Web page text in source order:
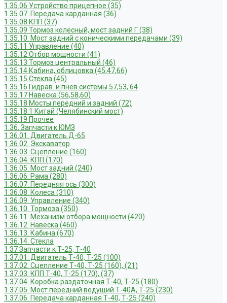
1.35.06 Устройство прицепное (35)
1.35.07. Передача карданная (36)
1.35.08 КПП (37)
1.35.09 Тормоз колесный, мост задний Г (38)
1.35.10. Мост задний с коническими передачами (39)
1.35.11 Управление (40)
1.35.12 Отбор мощности (41)
1.35.13 Тормоз центральный (46)
1.35.14 Кабина, облицовка (45,47,66)
1.35.15 Стекла (45)
1.35.16 Гидрав. и пнев.системы 57,53, 64
1.35.17 Навеска (56,58,60)
1.35.18 Мосты передний и задний (72)
1.35.18.1 Китай (Челябинский мост)
1.35.19 Прочее
1.36. Запчасти к ЮМЗ
1.36.01. Двигатель Д-65
1.36.02. Экскаватор
1.36.03. Сцепление (160)
1.36.04. КПП (170)
1.36.05. Мост задний (240)
1.36.06. Рама (280)
1.36.07. Передняя ось (300)
1.36.08. Колеса (310)
1.36.09. Управление (340)
1.36.10. Тормоза (350)
1.36.11. Механизм отбора мощности (420)
1.36.12. Навеска (460)
1.36.13. Кабина (670)
1.36.14. Стекла
1.37 Запчасти к Т-25, Т-40
1.37.01. Двигатель Т-40, Т-25 (100)
1.37.02. Сцепление Т-40, Т-25 (160), (21)
1.37.03. КПП Т-40, Т-25 (170), (37)
1.37.04. Коробка раздаточная Т-40, Т-25 (180)
1.37.05. Мост передний ведущий Т-40А, Т-25 (230)
1.37.06. Передача карданная Т-40, Т-25 (240)